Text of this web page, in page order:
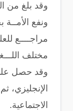
وقد بلغ من
ونفع
مراجــــع
مختلف
وقد حصل
الإنجليزي،
الاجتماعية.